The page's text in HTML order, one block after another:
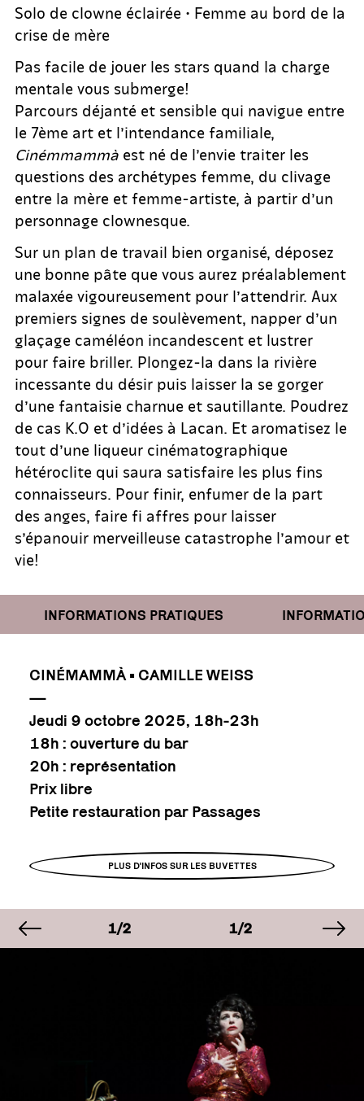
Solo de clowne éclairée • Femme au bord de la
crise de mère
Pas facile de jouer les stars quand la charge
mentale vous submerge!
Parcours déjanté et sensible qui navigue entre
le 7ème art et l’intendance familiale,
Cinémmammà est né de l’envie traiter les
questions des archétypes femme, du clivage
entre la mère et femme-artiste, à partir d’un
personnage clownesque.
Sur un plan de travail bien organisé, déposez
une bonne pâte que vous aurez préalablement
malaxée vigoureusement pour l’attendrir. Aux
premiers signes de soulèvement, napper d’un
glaçage caméléon incandescent et lustrer
pour faire briller. Plongez-la dans la rivière
incessante du désir puis laisser la se gorger
d’une fantaisie charnue et sautillante. Poudrez
de cas K.O et d’idées à Lacan. Et aromatisez le
tout d’une liqueur cinématographique
hétéroclite qui saura satisfaire les plus fins
connaisseurs. Pour finir, enfumer de la part
des anges, faire fi affres pour laisser
s’épanouir merveilleuse catastrophe l’amour et
vie!
INFORMATIONS PRATIQUES
CINÉMAMMÀ • CAMILLE WEISS
—
Jeudi 9 octobre 2025, 18h-23h
18h : ouverture du bar
20h : représentation
Prix libre
Petite restauration par Passages
PLUS D'INFOS SUR LES BUVETTES
image précédente
IMAGE
1/2 IMAGE
1/2 1/